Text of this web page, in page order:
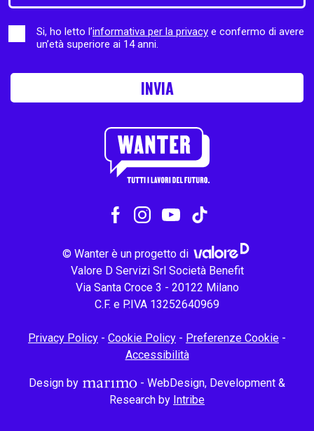
Si, ho letto l’informativa per la privacy e confermo di avere
un’età superiore ai 14 anni.
INVIA
© Wanter è un progetto di
Valore D Servizi Srl Società Benefit
Via Santa Croce 3 - 20122 Milano
C.F. e P.IVA 13252640969
Privacy Policy - Cookie Policy - Preferenze Cookie -
Accessibilità
Design by
- WebDesign, Development &
Research by Intribe